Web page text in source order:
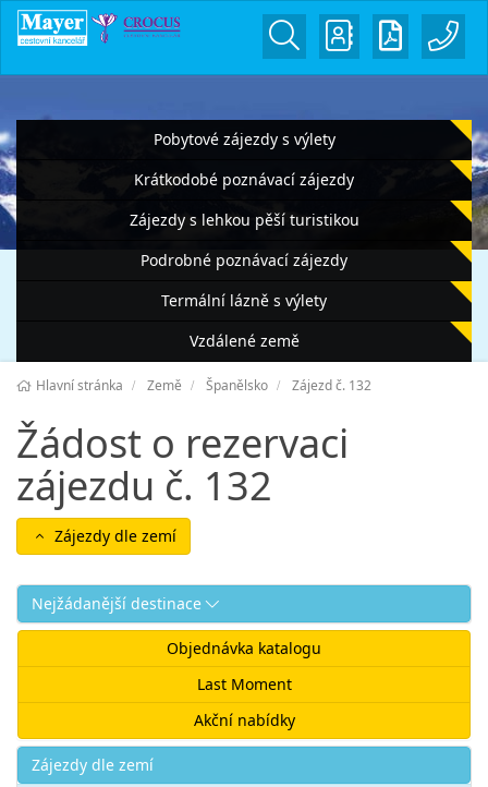
Pobytové zájezdy s výlety
Krátkodobé poznávací zájezdy
Zájezdy s lehkou pěší turistikou
Podrobné poznávací zájezdy
Termální lázně s výlety
Vzdálené země
Hlavní stránka Země Španělsko Zájezd č. 132
Žádost o rezervaci
zájezdu č. 132
Zájezdy dle zemí
Nejžádanější destinace
Objednávka katalogu
Last Moment
Akční nabídky
Akce
Zájezdy dle zemí